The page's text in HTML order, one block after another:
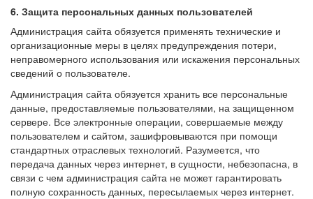
6. Защита персональных данных пользователей
Администрация сайта обязуется применять технические и
организационные меры в целях предупреждения потери,
неправомерного использования или искажения персональных
сведений о пользователе.
Администрация сайта обязуется хранить все персональные
данные, предоставляемые пользователями, на защищенном
сервере. Все электронные операции, совершаемые между
пользователем и сайтом, зашифровываются при помощи
стандартных отраслевых технологий. Разумеется, что
передача данных через интернет, в сущности, небезопасна, в
связи с чем администрация сайта не может гарантировать
полную сохранность данных, пересылаемых через интернет.